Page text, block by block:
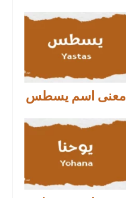
معنى اسم يسطس